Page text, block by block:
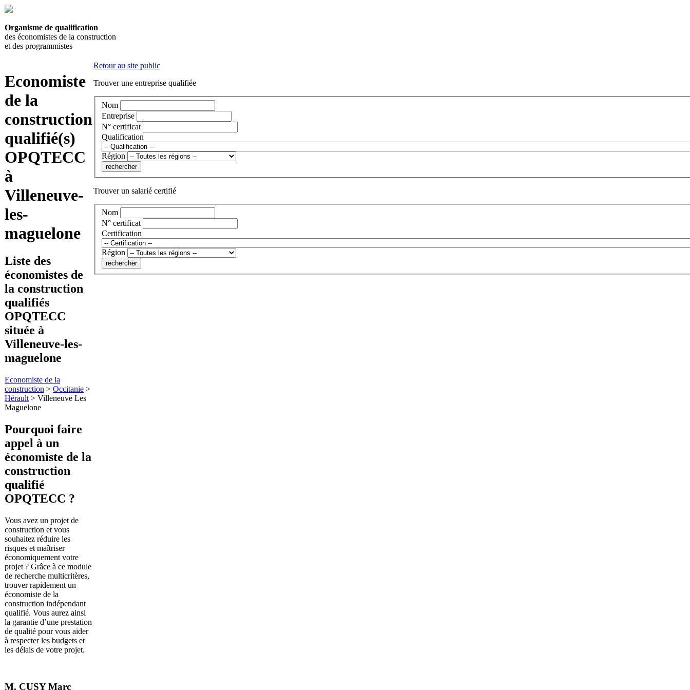
Organisme de qualification
des économistes de la construction
et des programmistes
Economiste
de la
construction
qualifié(s)
OPQTECC
à
Villeneuve-
les-
maguelone
Liste des
économistes de
la construction
qualifiés
OPQTECC
située à
Villeneuve-les-
maguelone
Economiste de la
construction > Occitanie >
Hérault > Villeneuve Les
Maguelone
Pourquoi faire
appel à un
économiste de la
construction
qualifié
OPQTECC ?
Vous avez un projet de
construction et vous
souhaitez réduire les
risques et maîtriser
économiquement votre
projet ? Grâce à ce module
de recherche multicritères,
trouver rapidement un
économiste de la
construction indépendant
qualifié. Vous aurez ainsi
la garantie d’une prestation
de qualité pour vous aider
à respecter les budgets et
les délais de votre projet.
M. CUSY Marc
Retour au site public
Trouver une entreprise qualifiée
Nom
Entreprise
N° certificat
Qualification
Région
Trouver un salarié certifié
Nom
N° certificat
Certification
Région